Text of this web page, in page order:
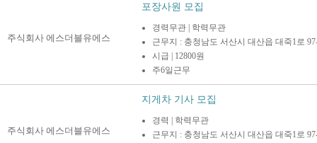
주식회사 에스더블유에스
포장사원 모집
경력무관 | 학력무관
근무지 : 충청남도 서산시 대산읍 대죽1로
시급 | 12800원
주6일근무
주식회사 에스더블유에스
지게차 기사 모집
경력 | 학력무관
근무지 : 충청남도 서산시 대산읍 대죽1로